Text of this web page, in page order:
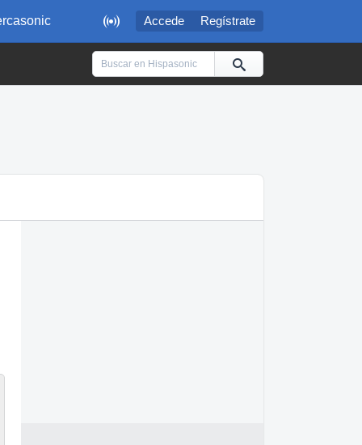
 Accede Regístrate